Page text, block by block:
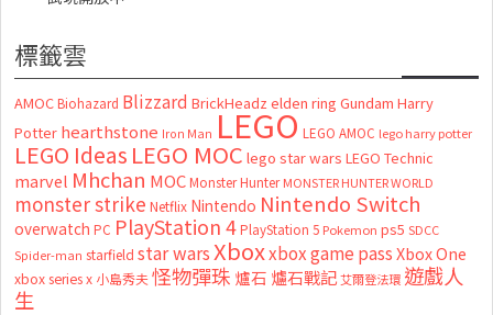
標籤雲
AMOC Biohazard Blizzard BrickHeadz elden ring Gundam Harry
Potter hearthstone Iron Man LEGO LEGO AMOC lego harry potter
LEGO Ideas LEGO MOC lego star wars LEGO Technic
marvel Mhchan MOC Monster Hunter MONSTER HUNTER WORLD
monster strike Netflix Nintendo Nintendo Switch
overwatch PC PlayStation 4 PlayStation 5 Pokemon ps5 SDCC
Spider-man starfield star wars Xboxxbox game passXbox One
xbox series x 小島秀夫怪物彈珠 爐石 爐石戰記艾爾登法環 遊戲人
生